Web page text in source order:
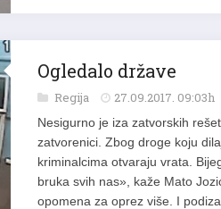
Ogledalo države
Regija 27.09.2017. 09:03h
Nesigurno je iza zatvorskih
zatvorenici. Zbog droge koju
kriminalcima otvaraju vrata.
bruka svih nas», kaže Mato
opomena za oprez više. I